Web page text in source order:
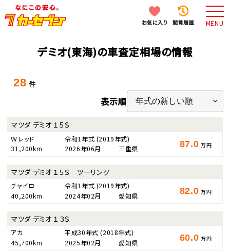
お気に入り 閲覧履歴 MENU
デミオ(東海)の車査定相場の情報
28 件
表示順
マツダ デミオ １５Ｓ
Ｗレッド 令和1年式 (2019年式)
31,200km
2026年06月 三重県 87.0 万円
マツダ デミオ １５Ｓ ツーリング
チャイロ 令和1年式 (2019年式)
40,200km
2024年02月 愛知県 82.0 万円
マツダ デミオ １３Ｓ
アカ 平成30年式(2018年式)
45,700km
2025年02月 愛知県 60.0 万円